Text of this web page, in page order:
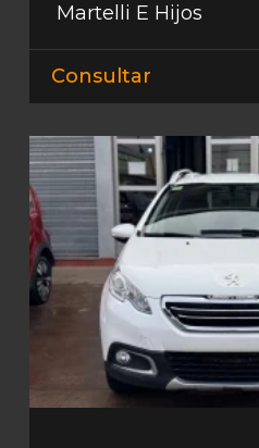
Martelli E Hijos
Consultar